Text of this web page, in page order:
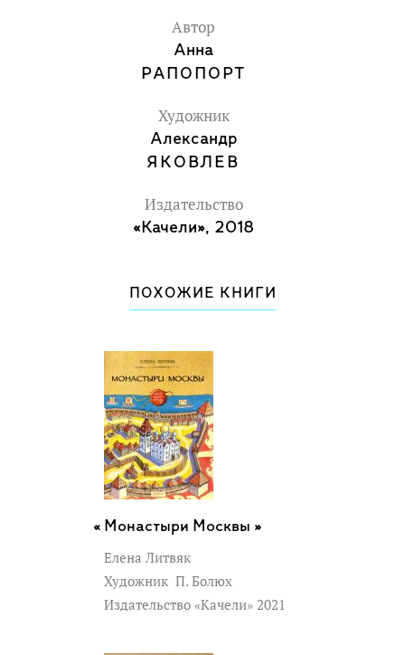
Автор
Анна
РАПОПОРТ
Художник
Александр
ЯКОВЛЕВ
Издательство
«Качели», 2018
ПОХОЖИЕ КНИГИ
Монастыри Москвы »
Елена Литвяк
Художник П. Болюх
Издательство «Качели» 2021